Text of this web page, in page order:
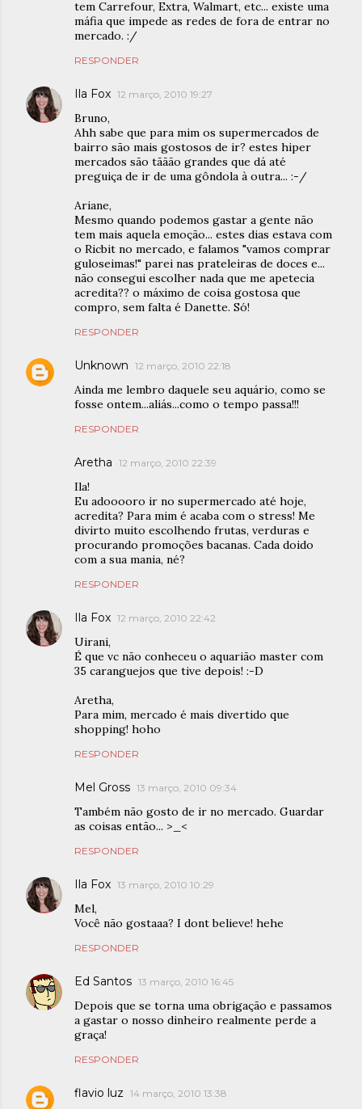
tem Carrefour, Extra, Walmart, etc... existe uma
máfia que impede as redes de fora de entrar no
mercado. :/
RESPONDER
Ila Fox 12 março, 2010 19:27
Bruno,
Ahh sabe que para mim os supermercados de
bairro são mais gostosos de ir? estes hiper
mercados são tããão grandes que dá até
preguiça de ir de uma gôndola à outra... :-/
Ariane,
Mesmo quando podemos gastar a gente não
tem mais aquela emoção... estes dias estava com
o Ricbit no mercado, e falamos "vamos comprar
guloseimas!" parei nas prateleiras de doces e...
não consegui escolher nada que me apetecia
acredita?? o máximo de coisa gostosa que
compro, sem falta é Danette. Só!
RESPONDER
Unknown 12 março, 2010 22:18
Ainda me lembro daquele seu aquário, como se
fosse ontem...aliás...como o tempo passa!!!
RESPONDER
Aretha 12 março, 2010 22:39
Ila!
Eu adooooro ir no supermercado até hoje,
acredita? Para mim é acaba com o stress! Me
divirto muito escolhendo frutas, verduras e
procurando promoções bacanas. Cada doido
com a sua mania, né?
RESPONDER
Ila Fox 12 março, 2010 22:42
Uirani,
É que vc não conheceu o aquarião master com
35 caranguejos que tive depois! :-D
Aretha,
Para mim, mercado é mais divertido que
shopping! hoho
RESPONDER
Mel Gross 13 março, 2010 09:34
Também não gosto de ir no mercado. Guardar
as coisas então... >_<
RESPONDER
Ila Fox 13 março, 2010 10:29
Mel,
Você não gostaaa? I dont believe! hehe
RESPONDER
Ed Santos 13 março, 2010 16:45
Depois que se torna uma obrigação e passamos
a gastar o nosso dinheiro realmente perde a
graça!
RESPONDER
flavio luz 14 março, 2010 13:38